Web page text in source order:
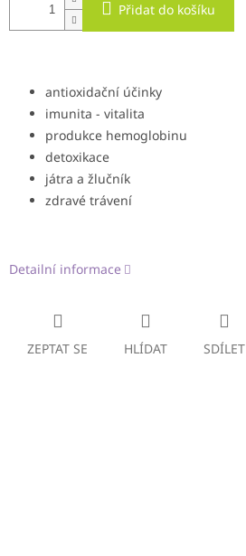
Přidat do košíku
antioxidační účinky
imunita - vitalita
produkce hemoglobinu
detoxikace
játra a žlučník
zdravé trávení
Detailní informace
ZEPTAT SE HLÍDAT SDÍLET